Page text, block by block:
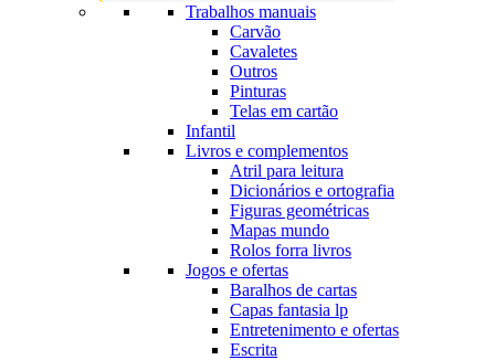
Trabalhos manuais
Carvão
Cavaletes
Outros
Pinturas
Telas em cartão
Infantil
Livros e complementos
Atril para leitura
Dicionários e ortografia
Figuras geométricas
Mapas mundo
Rolos forra livros
Jogos e ofertas
Baralhos de cartas
Capas fantasia lp
Entretenimento e ofertas
Escrita